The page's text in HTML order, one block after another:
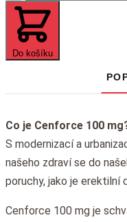
Do košíku
Co je Cenforce 100
S modernizací a
našeho zdraví se do
poruchy, jako je erektilní
Cenforce 100 mg je